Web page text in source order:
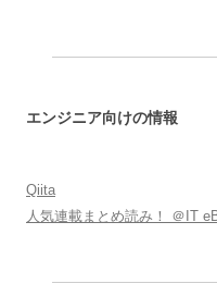
エンジニア向けの情報
Qiita
人気連載まとめ読み！ ＠IT